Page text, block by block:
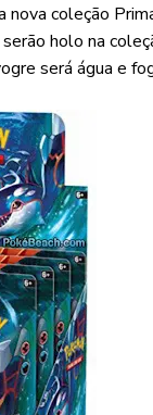
coleção
holo na
será água e